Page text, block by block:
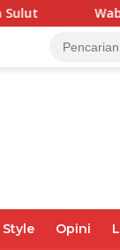
Theodorus
Opini